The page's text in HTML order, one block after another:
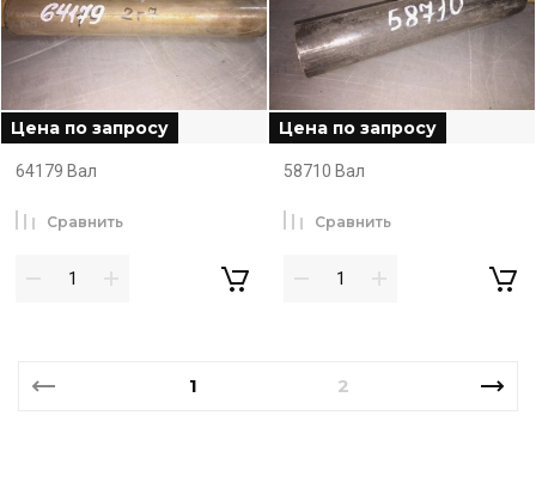
Цена по запросу
64179 Вал
Сравнить
Цена по запросу
58710 Вал
Сравнить
1 2